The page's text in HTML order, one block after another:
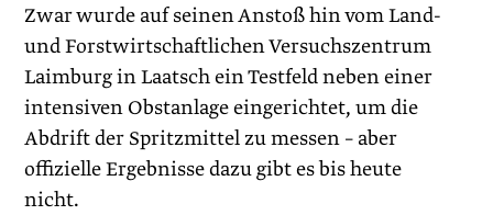
Zwar wurde auf seinen Anstoß hin vom Land-
und Forstwirtschaftlichen Versuchszentrum
Laimburg in Laatsch ein Testfeld neben einer
intensiven Obstanlage eingerichtet, um die
Abdrift der Spritzmittel zu messen – aber
offizielle Ergebnisse dazu gibt es bis heute
nicht.